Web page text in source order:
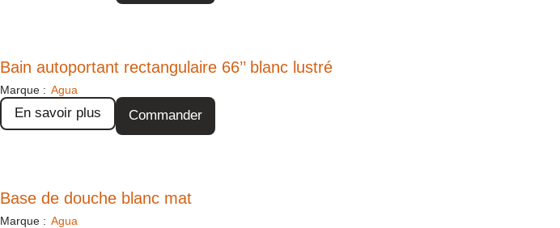
Bain autoportant rectangulaire 66’’ blanc lustré
Marque : Agua
En savoir plus Commander
Base de douche blanc mat
Marque : Agua